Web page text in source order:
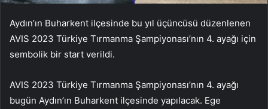
Aydın’ın Buharkent ilçesinde bu yıl üçüncüsü düzenlenen
AVIS 2023 Türkiye Tırmanma Şampiyonası’nın 4. ayağı için
sembolik bir start verildi.
AVIS 2023 Türkiye Tırmanma Şampiyonası’nın 4. ayağı
bugün Aydın’ın Buharkent ilçesinde yapılacak. Ege